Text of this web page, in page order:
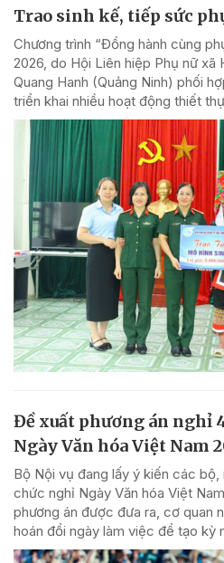
Trao sinh kế, tiếp sức
Chương trình “Đồng hành cùng
2026, do Hội Liên hiệp Phụ nữ xã
Quang Hanh (Quảng Ninh) phối
triển khai nhiều hoạt động thiết
Đề xuất phương án nghỉ
Ngày Văn hóa Việt Nam
Bộ Nội vụ đang lấy ý kiến các
chức nghỉ Ngày Văn hóa Việt
phương án được đưa ra, cơ quan
hoán đổi ngày làm việc để tạo kỳ